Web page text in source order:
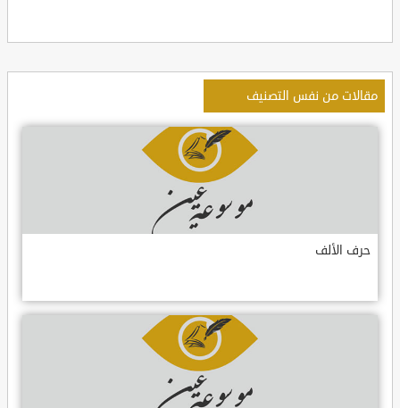
مقالات من نفس التصنيف
حرف الألف